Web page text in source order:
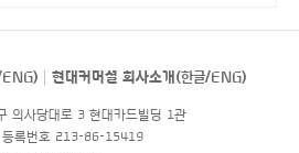
ENG) 현대커머셜 회사소개(한글/ENG)
의사당대로 3 현대카드빌딩 1관
등록번호 213-86-15419